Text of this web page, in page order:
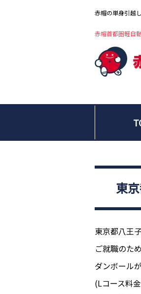
赤帽の単身引越
赤帽首都圏軽自
東
東京都八王
ご就職のた
ダンボール
(Lコース料